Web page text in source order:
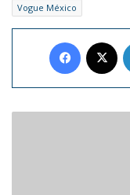
Vogue México
Facebook